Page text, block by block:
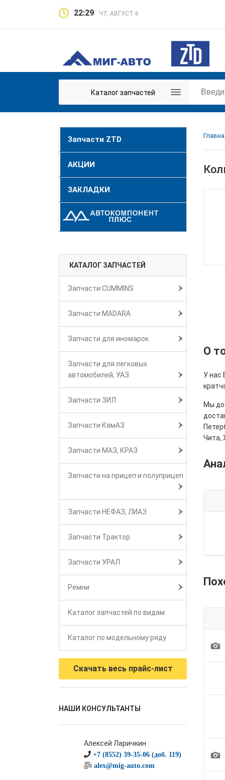
22:29 ЧТ, АВГУСТ 6
Каталог запчастей
Запчасти ZTD
АКЦИИ
ЗАКЛАДКИ
КАТАЛОГ ЗАПЧАСТЕЙ
Запчасти CUMMINS
Запчасти MADARA
Запчасти для иномарок
Запчасти для легковых
автомобилей, УАЗ
Запчасти ЗИЛ
Запчасти КамАЗ
Запчасти МАЗ, КРАЗ
Запчасти на прицеп и полуприцеп
Запчасти НЕФАЗ, ЛИАЗ
Запчасти Трактор
Запчасти УРАЛ
Ремни
Каталог запчастей по видам
Каталог по модельному ряду
Скачать весь прайс-лист
НАШИ КОНСУЛЬТАНТЫ
Алексей Ларичкин
+7 (8552) 39-35-06 (доб. 119)
alex@mig-auto.com
О
У нас
Мы
Чита,
1
1